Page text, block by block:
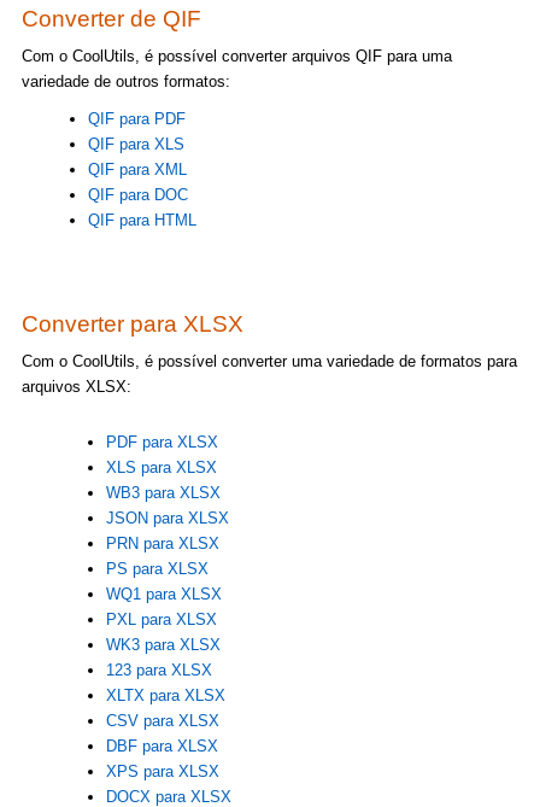
Converter de QIF
Com o CoolUtils, é possível converter arquivos QIF para uma
variedade de outros formatos:
QIF para PDF
QIF para XLS
QIF para XML
QIF para DOC
QIF para HTML
Converter para XLSX
Com o CoolUtils, é possível converter uma variedade de formatos para
arquivos XLSX:
PDF para XLSX
XLS para XLSX
WB3 para XLSX
JSON para XLSX
PRN para XLSX
PS para XLSX
WQ1 para XLSX
PXL para XLSX
WK3 para XLSX
123 para XLSX
XLTX para XLSX
CSV para XLSX
DBF para XLSX
XPS para XLSX
DOCX para XLSX